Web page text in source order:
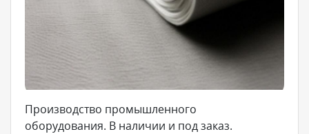
Производство промышленного
оборудования. В наличии и под заказ.